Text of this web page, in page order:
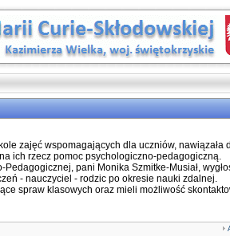
zajęć wspomagających dla uczniów, nawiązała
ich rzecz pomoc psychologiczno-pedagogiczną.
pani Monika Szmitke-Musiał,
- nauczyciel - rodzic po okresie nauki zdalnej.
spraw klasowych oraz mieli możliwość